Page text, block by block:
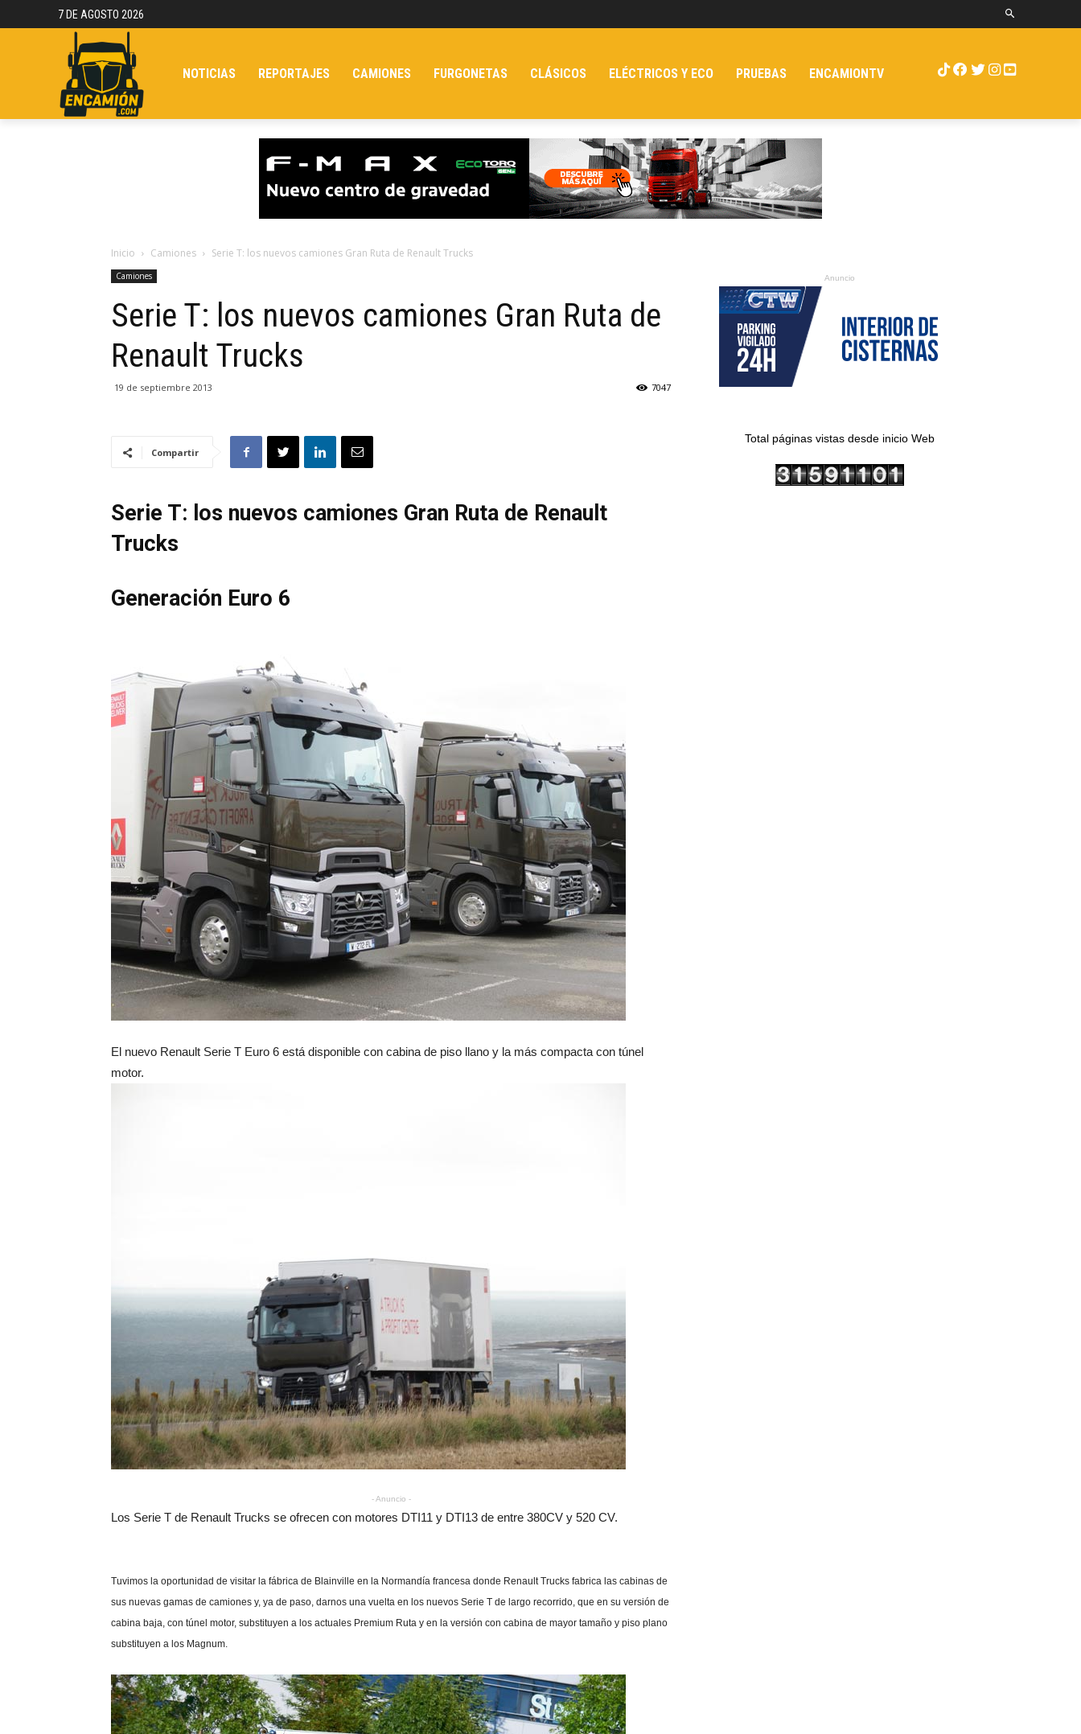
7 DE AGOSTO 2026
NOTICIAS REPORTAJES CAMIONES FURGONETAS CLÁSICOS ELÉCTRICOS Y ECO PRUEBAS ENCAMIONTV
Inicio Camiones Serie T: los nuevos camiones Gran Ruta de Renault Trucks
Camiones
Serie T: los nuevos camiones Gran Ruta de
Renault Trucks
19 de septiembre 2013 7047
Compartir
Serie T: los nuevos camiones Gran Ruta de Renault
Trucks
Generación Euro 6
El nuevo Renault Serie T Euro 6 está disponible con cabina de piso llano y la más compacta con túnel
motor.
- Anuncio -
Los Serie T de Renault Trucks se ofrecen con motores DTI11 y DTI13 de entre 380CV y 520 CV.
Tuvimos la oportunidad de visitar la fábrica de Blainville en la Normandía francesa donde Renault Trucks fabrica las cabinas de
sus nuevas gamas de camiones y, ya de paso, darnos una vuelta en los nuevos Serie T de largo recorrido, que en su versión de
cabina baja, con túnel motor, substituyen a los actuales Premium Ruta y en la versión con cabina de mayor tamaño y piso plano
substituyen a los Magnum.
Anuncio
Total páginas vistas desde inicio Web